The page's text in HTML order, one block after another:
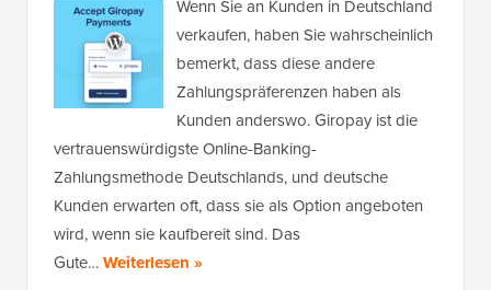
Wenn Sie an Kunden in Deutschland
verkaufen, haben Sie wahrscheinlich
bemerkt, dass diese andere
Zahlungspräferenzen haben als
Kunden anderswo. Giropay ist die
vertrauenswürdigste Online-Banking-
Zahlungsmethode Deutschlands, und deutsche
Kunden erwarten oft, dass sie als Option angeboten
wird, wenn sie kaufbereit sind. Das
Gute…Weiterlesen »